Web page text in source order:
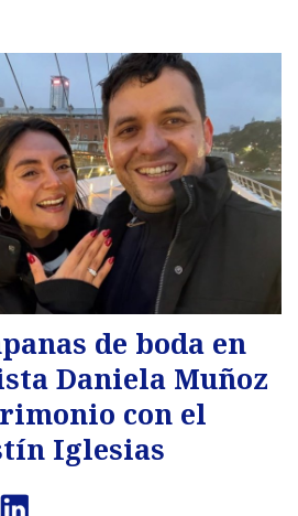
de boda en
Daniela Muñoz
con el
Iglesias